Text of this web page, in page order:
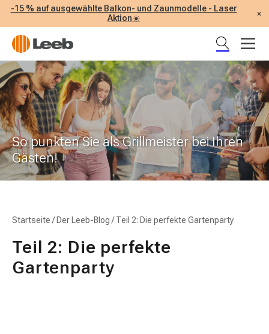
-15 % auf ausgewählte Balkon- und Zaunmodelle - Laser
Aktion☀️
×
So punkten Sie als Grillmeister bei Ihren
Gästen!
Startseite / Der Leeb-Blog /Teil 2: Die perfekte Gartenparty
Teil 2: Die perfekte
Gartenparty